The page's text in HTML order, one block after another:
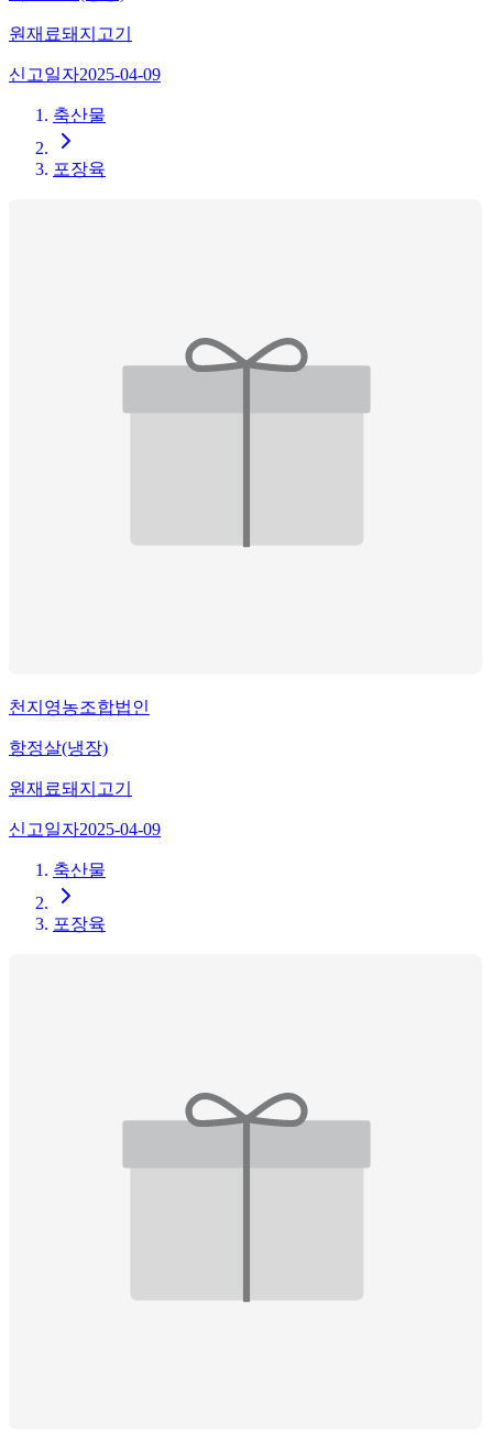
원재료돼지고기
신고일자2025-04-09
축산물
포장육
천지영농조합법인
항정살(냉장)
원재료돼지고기
신고일자2025-04-09
축산물
포장육